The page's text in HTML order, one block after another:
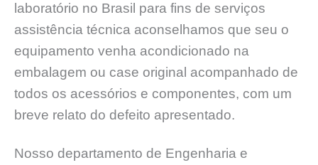
laboratório no Brasil para fins de serviços
assistência técnica aconselhamos que seu o
equipamento venha acondicionado na
embalagem ou case original acompanhado de
todos os acessórios e componentes, com um
breve relato do defeito apresentado.
Nosso departamento de Engenharia e